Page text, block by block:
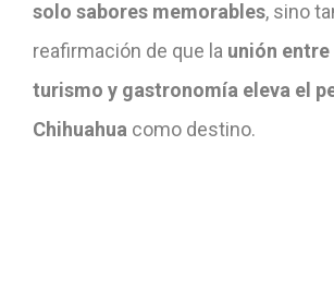
solo sabores memorables, sino
reafirmación de que la unión
turismo y gastronomía eleva el
Chihuahua como destino.